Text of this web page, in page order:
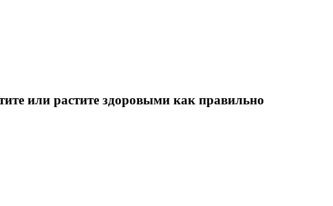
или растите здоровыми как правильно